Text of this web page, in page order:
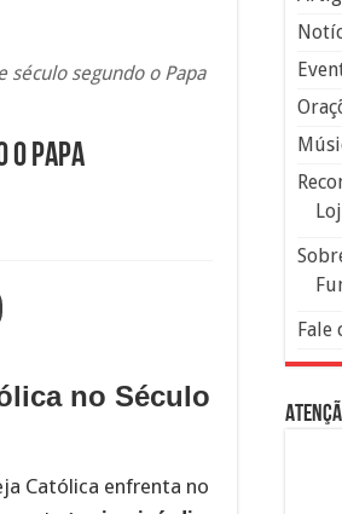
século segundo o Papa
o Papa
no Século
Católica enfrenta no
Fale